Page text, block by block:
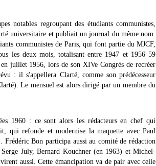
notables regroupant des étudiants communistes,
universitaire et publiait un journal du même nom.
communistes de Paris, qui font partie du MJCF,
les deux mois, totalisant entre 1947 et 1956 59
juillet 1956, lors de son XIVe Congrès de recréer
: il s'appellera Clarté, comme son prédécesseur
Le mensuel est alors dirigé par un membre du
1960 : ce sont alors les rédacteurs en chef qui
qui refonde et modernise la maquette avec Paul
Bon participa aussi au comité de rédaction
July, Bernard Kouchner (en 1963) et Michel-
aussi. Cette émancipation va de pair avec celle